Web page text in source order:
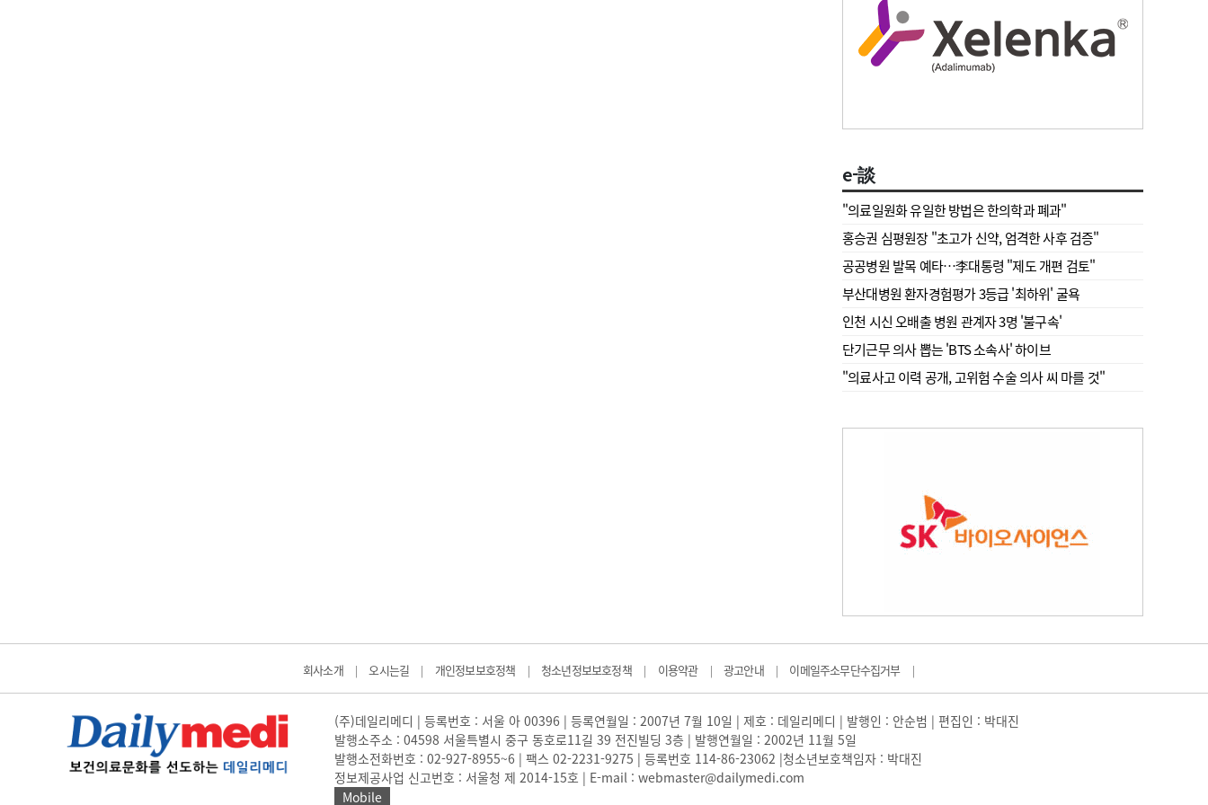
e-談
"의료일원화 유일한 방법은 한의학과 폐과"
홍승권 심평원장 " 초고가 신약, 엄격한 사후 검증"
공공병원 발목 예타…李대통령 "제도 개편 검토"
부산대병원 환자경험평가 3등급 '최하위' 굴욕
인천 시신 오배출 병원 관계자 3명 '불구속'
단기근무 의사 뽑는 'BTS 소속사' 하이브
"의료사고 이력 공개, 고위험 수술 의사 씨 마를 것"
회사소개 | 오시는길 | 개인정보보호정책 | 청소년정보보호정책 | 이용약관 | 광고안내 | 이메일주소무단수집거부 |
(주)데일리메디 | 등록번호 : 서울 아 00396 | 등록연월일 : 2007년 7월 10일 | 제호 : 데일리메디 | 발행인 : 안순범 | 편집인 : 박대진
발행소주소 : 04598 서울특별시 중구 동호로11길 39 전진빌딩 3층 | 발행연월일 : 2002년 11월 5일
발행소전화번호 : 02-927-8955~6 | 팩스 02-2231-9275 | 등록번호 114-86-23062 |청소년보호책임자 : 박대진
정보제공사업 신고번호 : 서울청 제 2014-15호 | E-mail : webmaster@dailymedi.com
Mobile